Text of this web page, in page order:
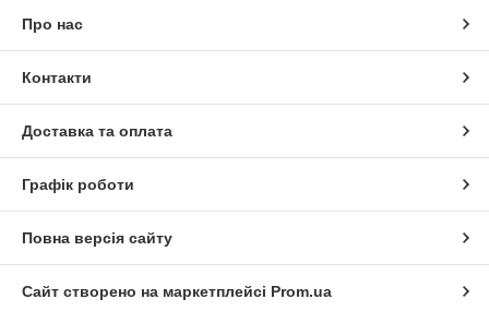
Про нас
Контакти
Доставка та оплата
Графік роботи
Повна версія сайту
Сайт створено на маркетплейсі Prom.ua